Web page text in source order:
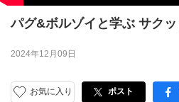
パグ&ボルゾイと学ぶ サク
2024年12月09日
お気に入り ポスト